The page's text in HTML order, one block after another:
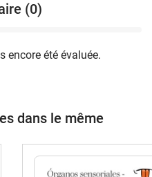
(0)
encore été évaluée.
dans le même